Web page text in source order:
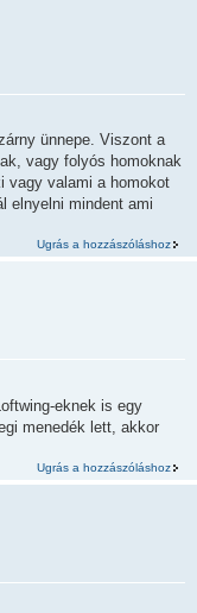
ünnepe. Viszont a
vagy folyós homoknak
vagy valami a homokot
elnyelni mindent ami
Ugrás a hozzászóláshoz
eknek is egy
menedék lett, akkor
Ugrás a hozzászóláshoz